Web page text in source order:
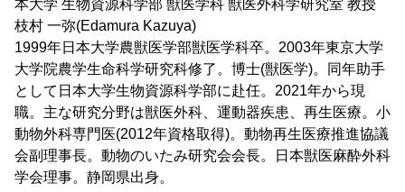
本大学 生物資源科学部 獣医学科 獣医外科学研究室 教授
枝村 一弥(Edamura Kazuya)
1999年日本大学農獣医学部獣医学科卒。2003年東京大学
大学院農学生命科学研究科修了。博士(獣医学)。同年助手
として日本大学生物資源科学部に赴任。2021年から現
職。主な研究分野は獣医外科、運動器疾患、再生医療。小
動物外科専門医(2012年資格取得)。動物再生医療推進協議
会副理事長。動物のいたみ研究会会長。日本獣医麻酔外科
学会理事。静岡県出身。